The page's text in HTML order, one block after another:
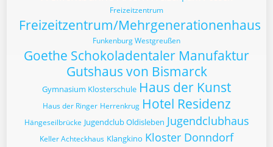
Freizeitzentrum
Freizeitzentrum/Mehrgenerationenhaus
Funkenburg Westgreußen
Goethe Schokoladentaler Manufaktur
Gutshaus von Bismarck
Gymnasium Klosterschule Haus der Kunst
Haus der Ringer Herrenkrug Hotel Residenz
Hängeseilbrücke Jugendclub Oldisleben Jugendclubhaus
Keller Achteckhaus Klangkino Kloster Donndorf